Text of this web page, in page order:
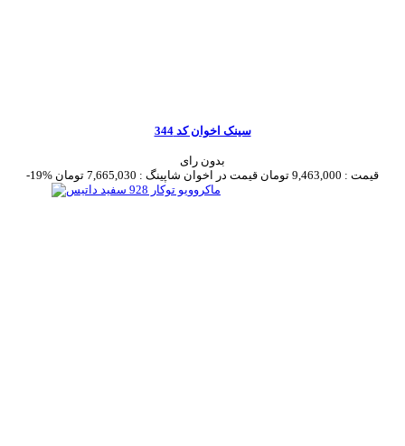
سینک اخوان کد 344
بدون رای
-19%
قیمت : 9,463,000 تومان قیمت در اخوان شاپینگ : 7,665,030 تومان